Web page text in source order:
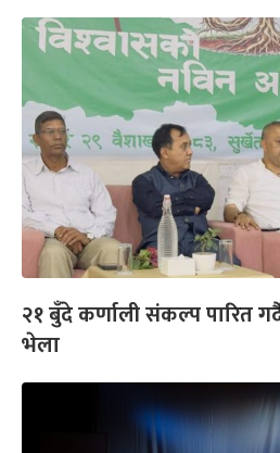
२१ बुँदे कर्णाली संकल्प पारित
भेला